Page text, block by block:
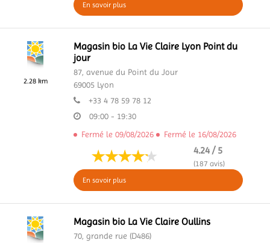
En savoir plus
2.28 km
Magasin bio La Vie Claire Lyon Point du
jour
87, avenue du Point du Jour
69005 Lyon
+33 4 78 59 78 12
09:00 - 19:30
Fermé le 09/08/2026
Fermé le 16/08/2026
4.24 / 5
(187 avis)
En savoir plus
Magasin bio La Vie Claire Oullins
70, grande rue (D486)